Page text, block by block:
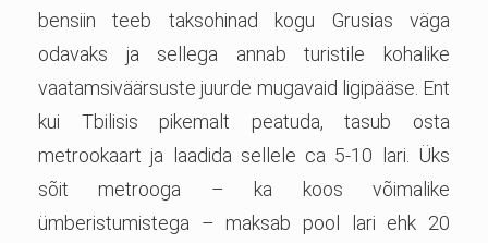
bensiin teeb taksohinad kogu Grusias väga
odavaks ja sellega annab turistile kohalike
vaatamsiväärsuste juurde mugavaid ligipääse. Ent
kui Tbilisis pikemalt peatuda, tasub osta
metrookaart ja laadida sellele ca 5-10 lari. Üks
sõit metrooga – ka koos võimalike
ümberistumistega – maksab pool lari ehk 20